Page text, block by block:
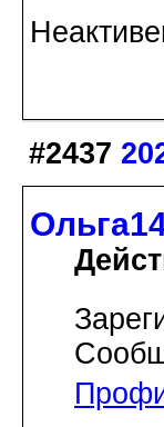
#2437